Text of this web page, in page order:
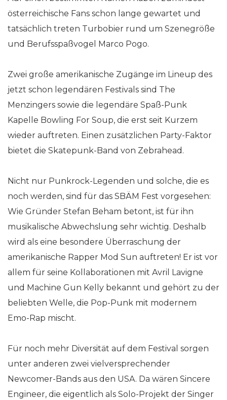
österreichische Fans schon lange gewartet und
tatsächlich treten Turbobier rund um Szenegröße
und Berufsspaßvogel Marco Pogo.
Zwei große amerikanische Zugänge im Lineup des
jetzt schon legendären Festivals sind The
Menzingers sowie die legendäre Spaß-Punk
Kapelle Bowling For Soup, die erst seit Kurzem
wieder auftreten. Einen zusätzlichen Party-Faktor
bietet die Skatepunk-Band von Zebrahead.
Nicht nur Punkrock-Legenden und solche, die es
noch werden, sind für das SBÄM Fest vorgesehen:
Wie Gründer Stefan Beham betont, ist für ihn
musikalische Abwechslung sehr wichtig. Deshalb
wird als eine besondere Überraschung der
amerikanische Rapper Mod Sun auftreten! Er ist vor
allem für seine Kollaborationen mit Avril Lavigne
und Machine Gun Kelly bekannt und gehört zu der
beliebten Welle, die Pop-Punk mit modernem
Emo-Rap mischt.
Für noch mehr Diversität auf dem Festival sorgen
unter anderen zwei vielversprechender
Newcomer-Bands aus den USA. Da wären Sincere
Engineer, die eigentlich als Solo-Projekt der Singer